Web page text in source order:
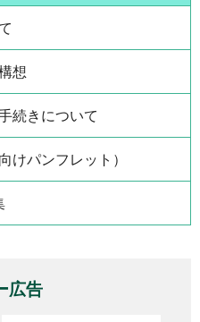
想
続きについて
けパンフレット）
広告